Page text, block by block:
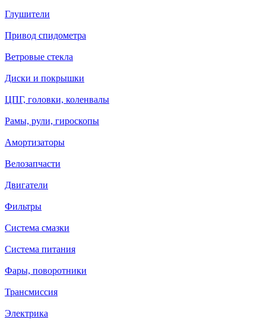
Глушители
Привод спидометра
Ветровые стекла
Диски и покрышки
ЦПГ, головки, коленвалы
Рамы, рули, гироскопы
Амортизаторы
Велозапчасти
Двигатели
Фильтры
Система смазки
Система питания
Фары, поворотники
Трансмиссия
Электрика